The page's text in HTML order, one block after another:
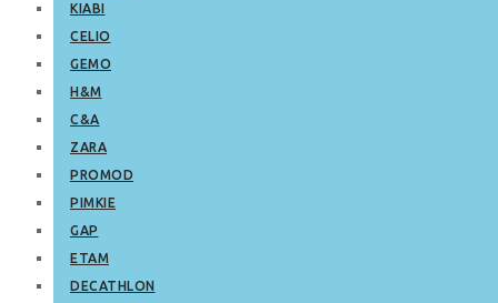
KIABI
CELIO
GEMO
H&M
C&A
ZARA
PROMOD
PIMKIE
GAP
ETAM
DECATHLON